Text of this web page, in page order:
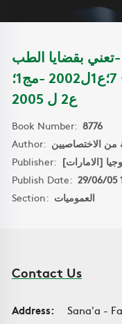
بقضايا الطب
والتربية والعلوم الانسانية -مج 7؛ع1ل2002 -مج1؛
ع2 ل 2005
Book Number: 8776
Author:
Publisher: [الامارات]
Publish Date: 29/06/05
Section: العموميات
Contact Us
Address:
Sana'a -